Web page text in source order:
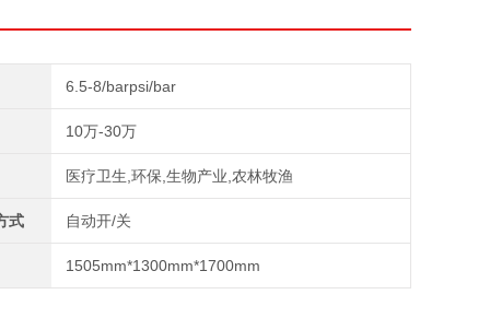
6.5-8/barpsi/bar
10万-30万
医疗卫生,环保,生物产业,农林牧渔
式 自动开/关
1505mm*1300mm*1700mm